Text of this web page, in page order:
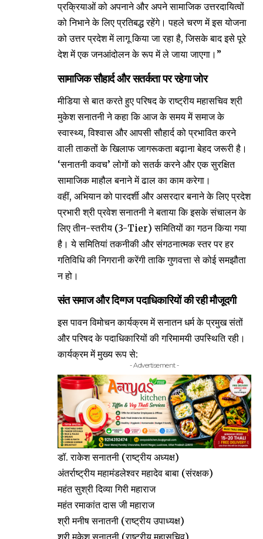
प्रक्रियाओं को अपनाने और अपने सामाजिक उत्तरदायित्वों
को निभाने के लिए प्रतिबद्ध रहेंगे। पहले चरण में इस योजना
को उत्तर प्रदेश में लागू किया जा रहा है, जिसके बाद इसे पूरे
देश में एक जनआंदोलन के रूप में ले जाया जाएगा।”
​सामाजिक सौहार्द और सतर्कता पर रहेगा जोर
​मीडिया से बात करते हुए परिषद के राष्ट्रीय महासचिव श्री
मुकेश सनातनी ने कहा कि आज के समय में समाज के
स्वास्थ्य, विश्वास और आपसी सौहार्द को प्रभावित करने
वाली ताकतों के खिलाफ जागरूकता बढ़ाना बेहद जरूरी है।
‘सनातनी कवच’ लोगों को सतर्क करने और एक सुरक्षित
सामाजिक माहौल बनाने में ढाल का काम करेगा।
​वहीं, अभियान को पारदर्शी और असरदार बनाने के लिए प्रदेश
प्रभारी श्री प्रवेश सनातनी ने बताया कि इसके संचालन के
लिए तीन-स्तरीय (3-Tier) समितियों का गठन किया गया
है। ये समितियां तकनीकी और संगठनात्मक स्तर पर हर
गतिविधि की निगरानी करेंगी ताकि गुणवत्ता से कोई समझौता
न हो।
​संत समाज और दिग्गज पदाधिकारियों की रही मौजूदगी
​इस पावन विमोचन कार्यक्रम में सनातन धर्म के प्रमुख संतों
और परिषद के पदाधिकारियों की गरिमामयी उपस्थिति रही।
कार्यक्रम में मुख्य रूप से:
- Advertisement -
​डॉ. राकेश सनातनी (राष्ट्रीय अध्यक्ष)
​अंतर्राष्ट्रीय महामंडलेश्वर महादेव बाबा (संरक्षक)
​महंत सुश्री दिव्या गिरी महाराज
​महंत रमाकांत दास जी महाराज
​श्री मनीष सनातनी (राष्ट्रीय उपाध्यक्ष)